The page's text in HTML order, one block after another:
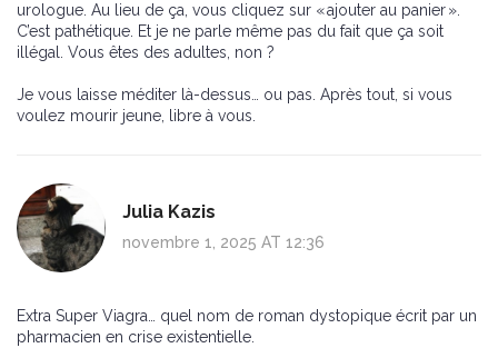
urologue. Au lieu de ça, vous cliquez sur « ajouter au panier ».
C’est pathétique. Et je ne parle même pas du fait que ça soit
illégal. Vous êtes des adultes, non ?
Je vous laisse méditer là-dessus… ou pas. Après tout, si vous
voulez mourir jeune, libre à vous.
Julia Kazis
novembre 1, 2025 AT 12:36
Extra Super Viagra… quel nom de roman dystopique écrit par un
pharmacien en crise existentielle.